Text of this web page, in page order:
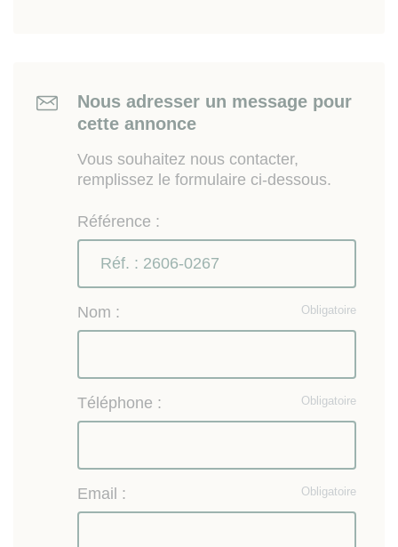
Nous adresser un message pour
cette annonce
Vous souhaitez nous contacter,
remplissez le formulaire ci-dessous.
Référence :
Obligatoire
Nom :
Obligatoire
Téléphone :
Obligatoire
Email :